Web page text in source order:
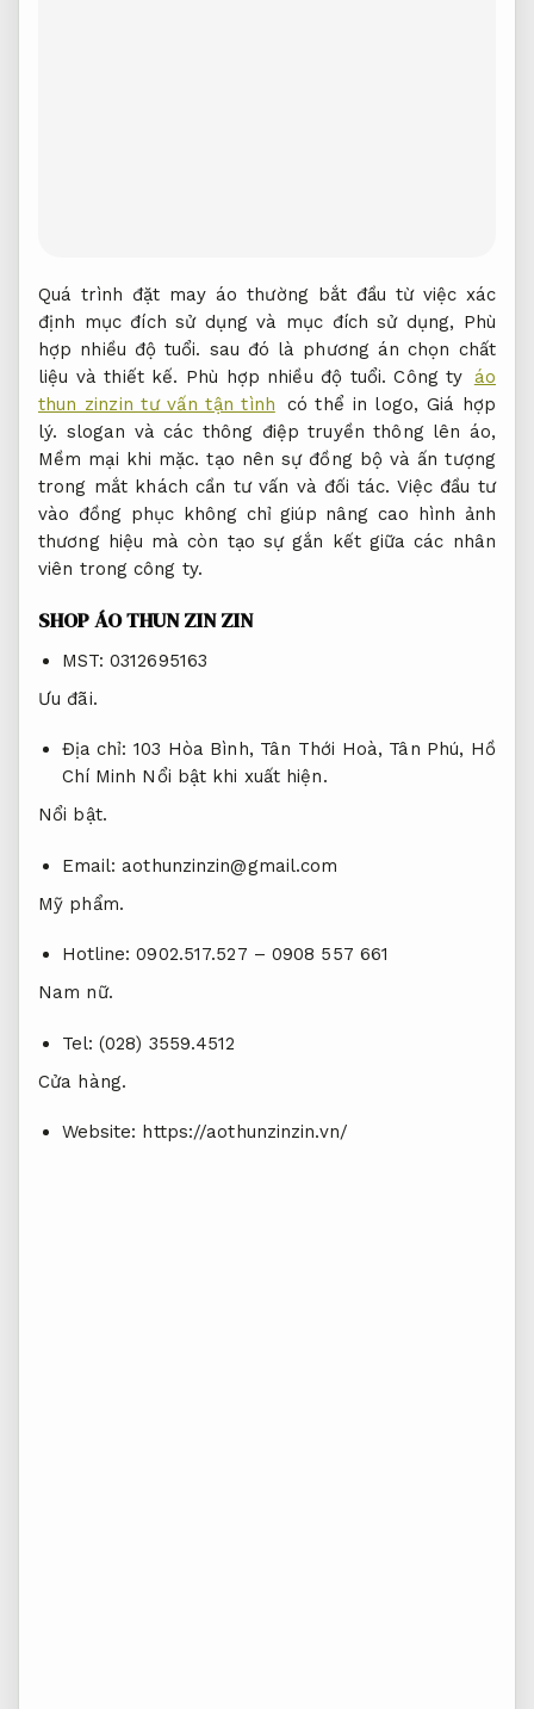
Quá trình đặt may áo thường bắt đầu từ việc xác
định mục đích sử dụng và mục đích sử dụng, Phù
hợp nhiều độ tuổi. sau đó là phương án chọn chất
liệu và thiết kế. Phù hợp nhiều độ tuổi. Công ty áo
thun zinzin tư vấn tận tình
có thể in logo, Giá hợp
lý. slogan và các thông điệp truyền thông lên áo,
Mềm mại khi mặc. tạo nên sự đồng bộ và ấn tượng
trong mắt khách cần tư vấn và đối tác. Việc đầu tư
vào đồng phục không chỉ giúp nâng cao hình ảnh
thương hiệu mà còn tạo sự gắn kết giữa các nhân
viên trong công ty.
SHOP ÁO THUN ZIN ZIN
MST: 0312695163
Ưu đãi.
Địa chỉ: 103 Hòa Bình, Tân Thới Hoà, Tân Phú, Hồ
Chí Minh Nổi bật khi xuất hiện.
Nổi bật.
Email:aothunzinzin@gmail.com
Mỹ phẩm.
Hotline: 0902.517.527 – 0908 557 661
Nam nữ.
Tel: (028) 3559.4512
Cửa hàng.
Website: https://aothunzinzin.vn/